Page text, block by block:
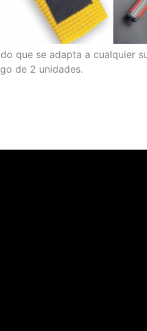
que se adapta a cualquier
de 2 unidades.